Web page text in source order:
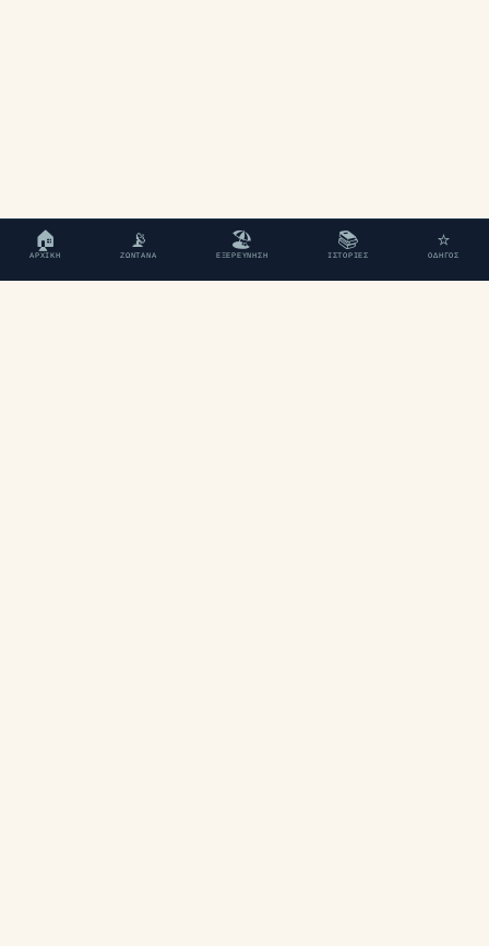
🏠
ΑΡΧΙΚΉ
📡
ΖΩΝΤΑΝΆ
🏖
ΕΞΕΡΕΎΝΗΣΗ
📚
ΙΣΤΟΡΊΕΣ
⭐
ΟΔΗΓΌΣ